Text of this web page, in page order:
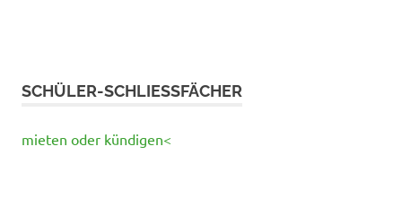
SCHÜLER-SCHLIESSFÄCHER
mieten oder kündigen<